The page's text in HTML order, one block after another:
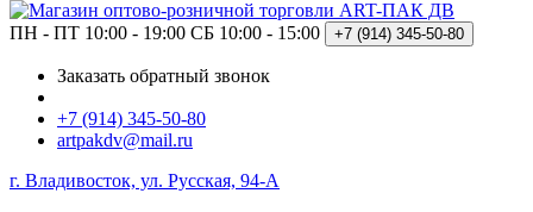
ПН - ПТ 10:00 - 19:00 СБ 10:00 - 15:00 +7 (914) 345-50-80
Заказать обратный звонок
+7 (914) 345-50-80
artpakdv@mail.ru
г. Владивосток, ул. Русская, 94-А